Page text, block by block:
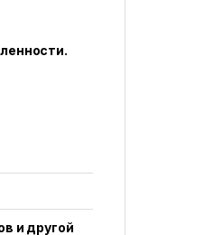
и другой